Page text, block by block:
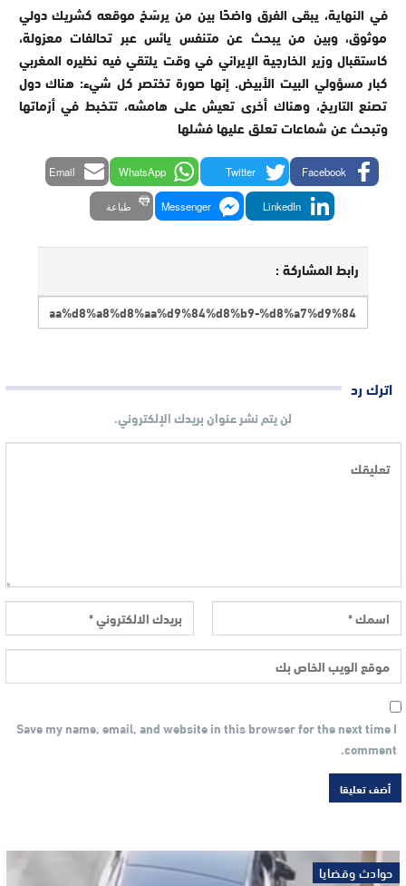
في النهاية، يبقى الفرق واضحًا بين من يرسّخ موقعه كشريك دولي
موثوق، وبين من يبحث عن متنفس يائس عبر تحالفات معزولة،
كاستقبال وزير الخارجية الإيراني في وقت يلتقي فيه نظيره المغربي
كبار مسؤولي البيت الأبيض. إنها صورة تختصر كل شيء: هناك دول
تصنع التاريخ، وهناك أخرى تعيش على هامشه، تتخبط في أزماتها
وتبحث عن شماعات تعلق عليها فشلها
Facebook
Twitter
WhatsApp
Email
LinkedIn
Messenger طباعة
رابط المشاركة :
اترك رد
لن يتم نشر عنوان بريدك الإلكتروني.
Save my name, email, and website in this browser for the next time I
comment.
حوادث وقضايا